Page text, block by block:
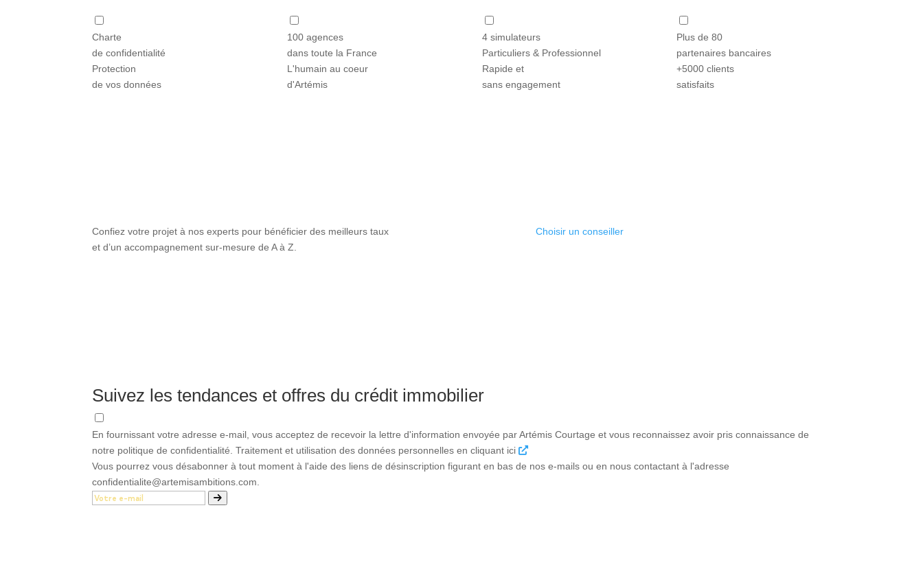
Charte
de confidentialité
Protection
de vos données
100 agences
dans toute la France
L'humain au coeur
d'Artémis
4 simulateurs
Particuliers & Professionnel
Rapide et
sans engagement
Plus de 80
partenaires bancaires
+5000 clients
satisfaits
Confiez votre projet à nos experts pour bénéficier des meilleurs taux
et d’un accompagnement sur-mesure de A à Z.
Choisir un conseiller
Suivez les tendances et offres du crédit immobilier
En fournissant votre adresse e-mail, vous acceptez de recevoir la lettre d'information envoyée par Artémis Courtage et vous reconnaissez avoir pris connaissance de
notre politique de confidentialité. Traitement et utilisation des données personnelles en cliquant ici
Vous pourrez vous désabonner à tout moment à l'aide des liens de désinscription figurant en bas de nos e-mails ou en nous contactant à l'adresse
confidentialite@artemisambitions.com.